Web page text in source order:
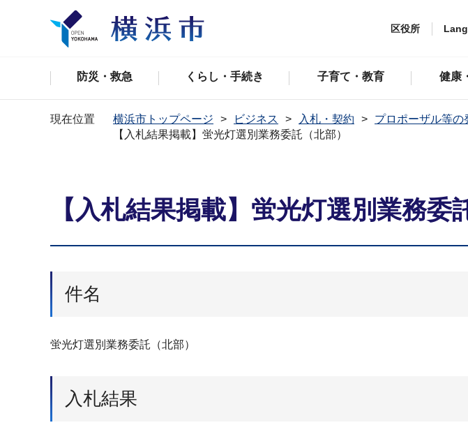
区役所
防災・救急 くらし・手続き 子育て・教育 健康
現在位置 横浜市トップページ ビジネス 入札・契約 プロポーザル等の
【入札結果掲載】蛍光灯選別業務委託（北部）
【入札結果掲載】蛍光灯選別業務委
件名
蛍光灯選別業務委託（北部）
入札結果